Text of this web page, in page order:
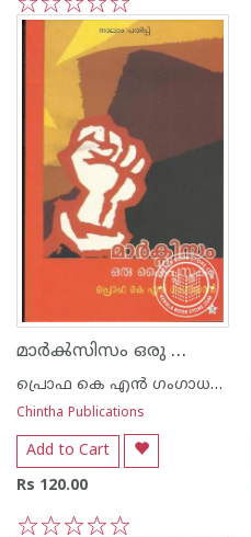
5
4
3
2
1
മാര്‍ൿസിസം ഒരു കൈപ്പുസ്തകം
പ്രൊഫ കെ എന്‍ ഗംഗാധരന്‍
Chintha Publications
Add to Cart
Rs 120.00